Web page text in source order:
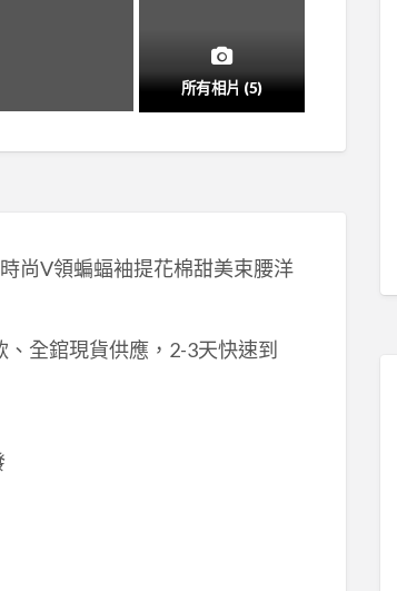
所有相片 (5)
尚V領蝙蝠袖提花棉甜美束腰洋
、全錧現貨供應，2-3天快速到